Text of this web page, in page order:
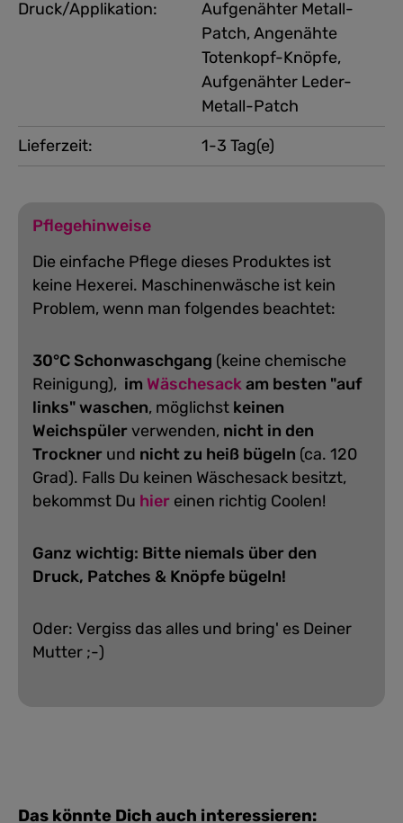
Druck/Applikation:
Aufgenähter Metall-
Patch, Angenähte
Totenkopf-Knöpfe,
Aufgenähter Leder-
Metall-Patch
Lieferzeit: 1-3 Tag(e)
Pflegehinweise
Die einfache Pflege dieses Produktes ist
keine Hexerei. Maschinenwäsche ist kein
Problem, wenn man folgendes beachtet:
30°C Schonwaschgang (keine chemische
Reinigung), im Wäschesackam besten "auf
links" waschen, möglichst keinen
Weichspülerverwenden, nicht in den
Trockner und nicht zu heiß bügeln (ca. 120
Grad). Falls Du keinen Wäschesack besitzt,
bekommst Du hier einen richtig Coolen!
Ganz wichtig: Bitte niemals über den
Druck, Patches & Knöpfe bügeln!
Oder: Vergiss das alles und bring' es Deiner
Mutter ;-)
Das könnte Dich auch interessieren: